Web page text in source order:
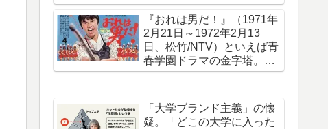
京していたことを報じる
『おれは男だ！』（1971年
2月21日～1972年2月13
日、松竹/NTV）といえば青
春学園ドラマの金字塔。50
年前の今日放送開始された
「大学ブランド主義」の懐
疑。「どこの大学に入った